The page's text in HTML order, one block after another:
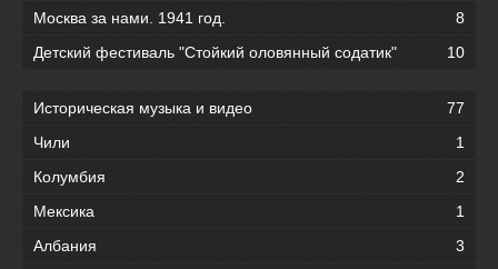
Москва за нами. 1941 год.
8
Детский фестиваль "Стойкий оловянный содатик"
10
Историческая музыка и видео
77
Чили
1
Колумбия
2
Мексика
1
Албания
3